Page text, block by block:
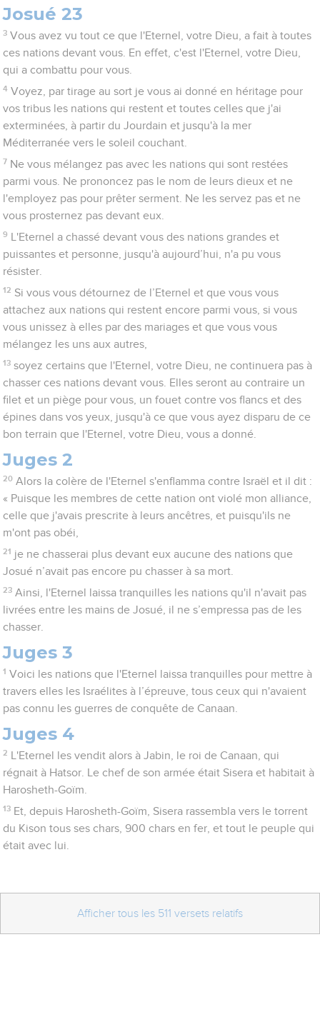
Josué 23
3 Vous avez vu tout ce que l'Eternel, votre Dieu, a fait à toutes
ces nations devant vous. En effet, c'est l'Eternel, votre Dieu,
qui a combattu pour vous.
4 Voyez, par tirage au sort je vous ai donné en héritage pour
vos tribus les nations qui restent et toutes celles que j'ai
exterminées, à partir du Jourdain et jusqu'à la mer
Méditerranée vers le soleil couchant.
7 Ne vous mélangez pas avec les nations qui sont restées
parmi vous. Ne prononcez pas le nom de leurs dieux et ne
l'employez pas pour prêter serment. Ne les servez pas et ne
vous prosternez pas devant eux.
9
L'Eternel a chassé devant vous des nations grandes et
puissantes et personne, jusqu'à aujourd’hui, n'a pu vous
résister.
12 Si vous vous détournez de l’Eternel et que vous vous
attachez aux nations qui restent encore parmi vous, si vous
vous unissez à elles par des mariages et que vous vous
mélangez les uns aux autres,
13 soyez certains que l'Eternel, votre Dieu, ne continuera pas à
chasser ces nations devant vous. Elles seront au contraire un
filet et un piège pour vous, un fouet contre vos flancs et des
épines dans vos yeux, jusqu'à ce que vous ayez disparu de ce
bon terrain que l'Eternel, votre Dieu, vous a donné.
Juges 2
20 Alors la colère de l'Eternel s'enflamma contre Israël et il dit :
« Puisque les membres de cette nation ont violé mon alliance,
celle que j'avais prescrite à leurs ancêtres, et puisqu'ils ne
m'ont pas obéi,
21 je ne chasserai plus devant eux aucune des nations que
Josué n’avait pas encore pu chasser à sa mort.
23 Ainsi, l'Eternel laissa tranquilles les nations qu'il n'avait pas
livrées entre les mains de Josué, il ne s’empressa pas de les
chasser.
Juges 3
1 Voici les nations que l'Eternel laissa tranquilles pour mettre à
travers elles les Israélites à l’épreuve, tous ceux qui n'avaient
pas connu les guerres de conquête de Canaan.
Juges 4
2
L'Eternel les vendit alors à Jabin, le roi de Canaan, qui
régnait à Hatsor. Le chef de son armée était Sisera et habitait à
Harosheth-Goïm.
13 Et, depuis Harosheth-Goïm, Sisera rassembla vers le torrent
du Kison tous ses chars, 900 chars en fer, et tout le peuple qui
était avec lui.
Afficher tous les 511 versets relatifs